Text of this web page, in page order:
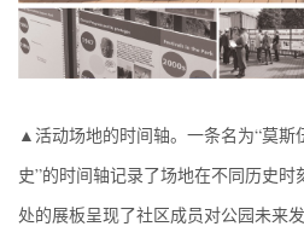
▲活动场地的时间轴。一条名为“莫斯
史”的时间轴记录了场地在不同历史时
处的展板呈现了社区成员对公园未来